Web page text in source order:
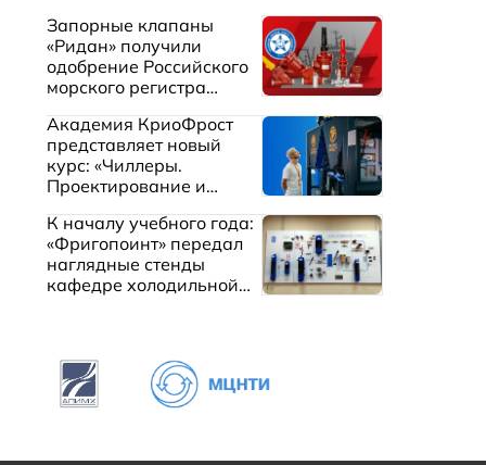
Запорные клапаны
«Ридан» получили
одобрение Российского
морского регистра
Академия КриоФрост
представляет новый
курс: «Чиллеры.
Проектирование и
охлаждения жидкостей»
К началу учебного года:
«Фригопоинт» передал
наглядные стенды
кафедре холодильной